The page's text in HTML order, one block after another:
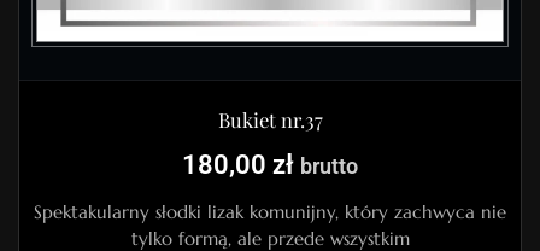
Bukiet nr.37
180,00 zł brutto
Spektakularny słodki lizak komunijny, który zachwyca nie
tylko formą, ale przede wszystkim